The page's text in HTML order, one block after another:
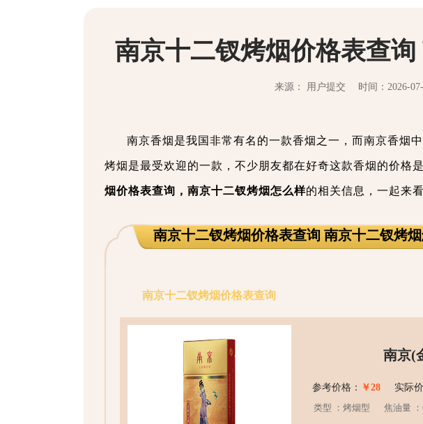
南京十二钗烤烟价格表查
来源： 用户提交 时间：2026-
南京香烟是我国非常有名的一款香烟之一，而南京香烟
烤烟是最受欢迎的一款，不少朋友都在好奇这款香烟的价格
烟价格表查询，南京十二钗烤烟怎么样的相关信息，一起来看
南京十二钗烤烟价格表查询 南京十二钗烤
南京十二钗烤烟价格表查询
南京(
参考价格： ￥28 实际
类型 ：烤烟型
焦油量